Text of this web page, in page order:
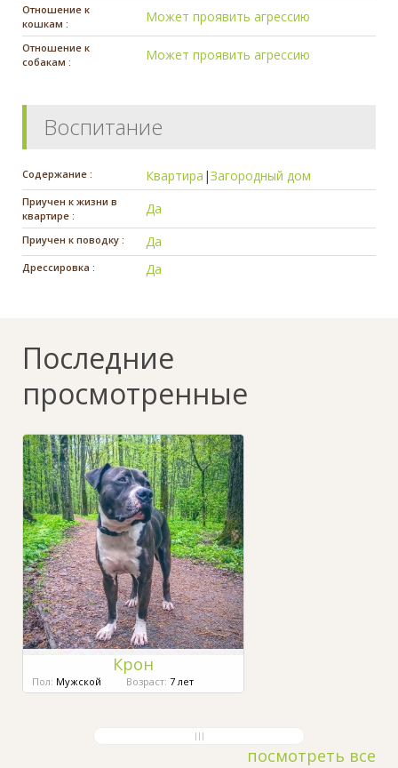
Отношение к
кошкам :
Может проявить агрессию
Отношение к
собакам :
Может проявить агрессию
Воспитание
Содержание : Квартира |Загородный дом
Приучен к жизни в
квартире :
Да
Приучен к поводку : Да
Дрессировка : Да
Последние
просмотренные
Крон
Пол: Мужской Возраст: 7 лет
посмотреть все